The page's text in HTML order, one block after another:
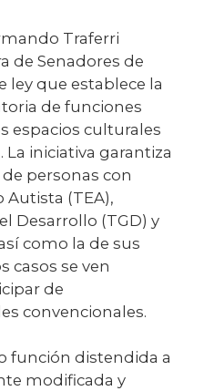
Traferri
de Senadores de
ley que establece la
de funciones
espacios culturales
iniciativa garantiza
personas con
Autista (TEA),
Desarrollo (TGD) y
como la de sus
casos se ven
de
convencionales.
función distendida a
modificada y